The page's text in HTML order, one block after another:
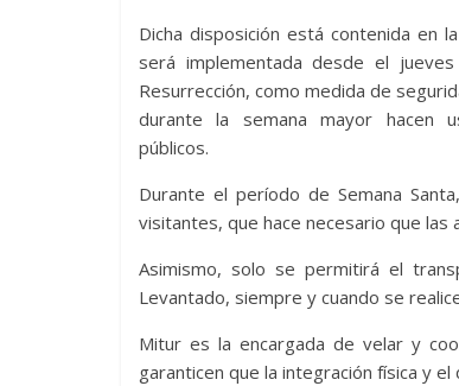
Dicha disposición está contenida en
será implementada desde el
Resurrección, como medida de
durante la semana mayor hacen
públicos.
Durante el período de Semana
visitantes, que hace necesario que
Asimismo, solo se permitirá el
Levantado, siempre y cuando se
Mitur es la encargada de velar y
garanticen que la integración física y